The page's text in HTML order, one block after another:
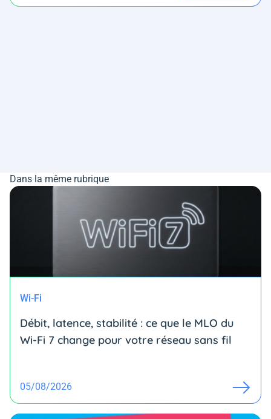
Dans la même rubrique
Wi-Fi
Débit, latence, stabilité : ce que le MLO du
Wi-Fi 7 change pour votre réseau sans fil
05/08/2026